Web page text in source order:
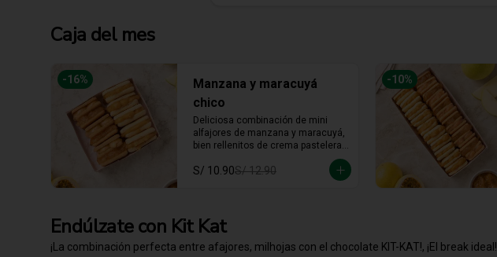
Caja del mes
-16%
Manzana y maracuyá
chico
Deliciosa combinación de mini
alfajores de manzana y maracuyá,
bien rellenitos de crema pastelera
tradicional, relleno de manzana y
crema de maracuyá... Irresistible!!
S/ 10.90S/ 12.90
-10%
Endúlzate con Kit Kat
¡La combinación perfecta entre afajores, milhojas con el chocolate KIT-KAT!, ¡El break ideal!